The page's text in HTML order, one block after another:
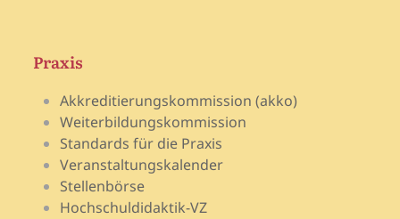
Praxis
Akkreditierungskommission (akko)
Weiterbildungskommission
Standards für die Praxis
Veranstaltungskalender
Stellenbörse
Hochschuldidaktik-VZ